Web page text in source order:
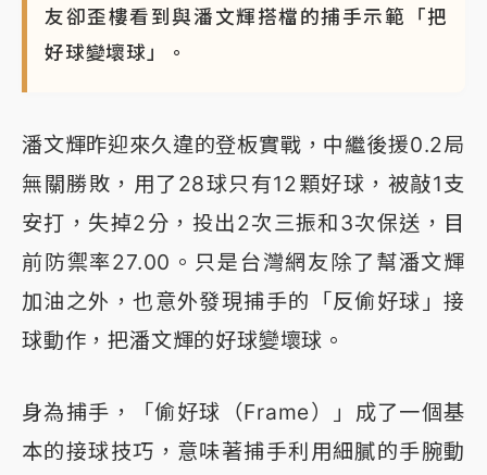
友卻歪樓看到與潘文輝搭檔的捕手示範「把
好球變壞球」。
潘文輝昨迎來久違的登板實戰，中繼後援0.2局
無關勝敗，用了28球只有12顆好球，被敲1支
安打，失掉2分，投出2次三振和3次保送，目
前防禦率27.00。只是台灣網友除了幫潘文輝
加油之外，也意外發現捕手的「反偷好球」接
球動作，把潘文輝的好球變壞球。
身為捕手，「偷好球（Frame）」成了一個基
本的接球技巧，意味著捕手利用細膩的手腕動